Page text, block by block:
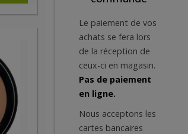
Le paiement de vos
achats se fera lors
de la réception de
ceux-ci en magasin.
Pas de paiement
en ligne.
Nous acceptons les
cartes bancaires